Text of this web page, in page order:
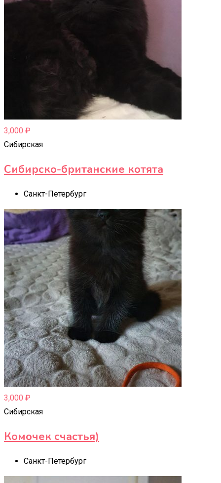
3,000 ₽
Сибирская
Сибирско-британские котята
Санкт-Петербург
3,000 ₽
Сибирская
Комочек счастья)
Санкт-Петербург